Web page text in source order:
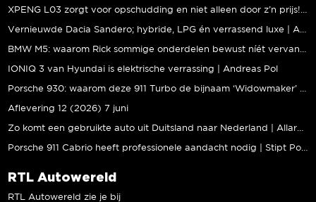
IONIQ 3 van Hyundai is elektrische verrassing | Andreas Pol
Aflevering 12 (2026) 7 juni
RTL Autowereld
RTL Autowereld zie je bij